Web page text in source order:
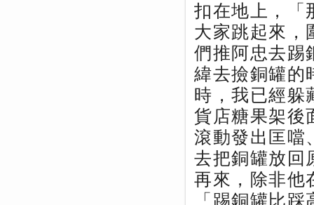
扣在地上，「
大家跳起來，
們推阿忠去踢
緯去撿銅罐的
時，我已經躲
貨店糖果架後
滾動發出匡噹
去把銅罐放回
再來，除非他
「踢銅罐比